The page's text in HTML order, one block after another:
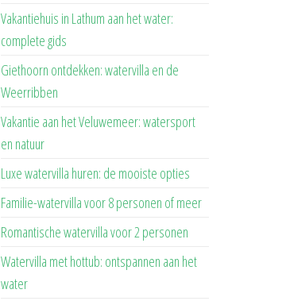
Vakantiehuis in Lathum aan het water:
complete gids
Giethoorn ontdekken: watervilla en de
Weerribben
Vakantie aan het Veluwemeer: watersport
en natuur
Luxe watervilla huren: de mooiste opties
Familie-watervilla voor 8 personen of meer
Romantische watervilla voor 2 personen
Watervilla met hottub: ontspannen aan het
water